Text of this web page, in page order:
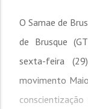
O Samae de
de Brusque
sexta-feira
movimento